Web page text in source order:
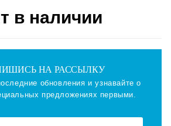
в наличии
НА РАССЫЛКУ
обновления и узнавайте о
предложениях первыми.